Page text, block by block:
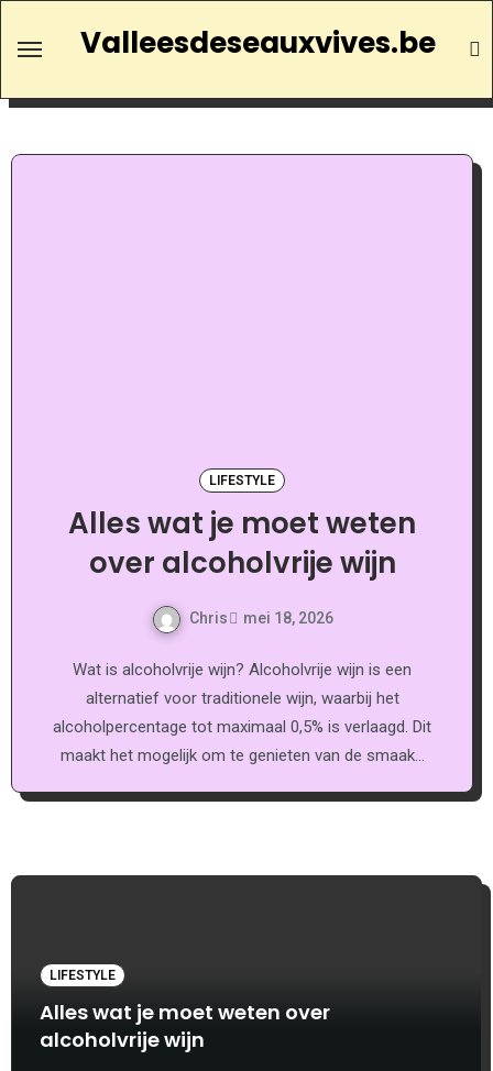
Valleesdeseauxvives.be
LIFESTYLE
Alles wat je moet weten
over alcoholvrije wijn
Chris mei 18, 2026
Wat is alcoholvrije wijn? Alcoholvrije wijn is een
alternatief voor traditionele wijn, waarbij het
alcoholpercentage tot maximaal 0,5% is verlaagd. Dit
maakt het mogelijk om te genieten van de smaak…
LIFESTYLE
Alles wat je moet weten over
alcoholvrije wijn